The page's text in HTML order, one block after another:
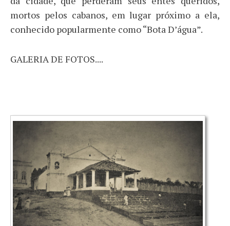
mortos pelos cabanos, em lugar próximo a ela,
conhecido popularmente como “Bota D’água”.
GALERIA DE FOTOS....